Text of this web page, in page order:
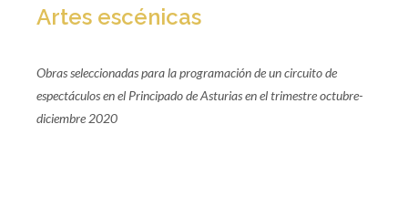
Artes escénicas
Obras seleccionadas para la programación de un circuito de
espectáculos en el Principado de Asturias en el trimestre octubre-
diciembre 2020